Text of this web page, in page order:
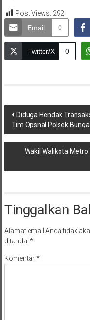
Post Views: 292
Email
0
Twitter/X 0
Navigasi
pos
Diduga Hendak
Tim Opsnal Polsek
Wakil Walikota
Tinggalkan
Alamat email Anda tidak
ditandai *
Komentar*